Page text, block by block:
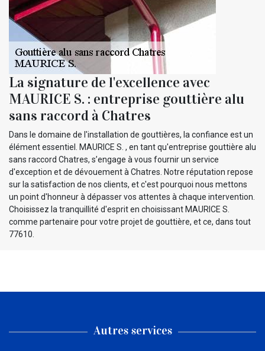
La signature de l'excellence avec
MAURICE S. : entreprise gouttière alu
sans raccord à Chatres
Dans le domaine de l'installation de gouttières, la confiance est un
élément essentiel. MAURICE S. , en tant qu'entreprise gouttière alu
sans raccord Chatres, s’engage à vous fournir un service
d'exception et de dévouement à Chatres. Notre réputation repose
sur la satisfaction de nos clients, et c'est pourquoi nous mettons
un point d'honneur à dépasser vos attentes à chaque intervention.
Choisissez la tranquillité d'esprit en choisissant MAURICE S.
comme partenaire pour votre projet de gouttière, et ce, dans tout
77610.
Autres services